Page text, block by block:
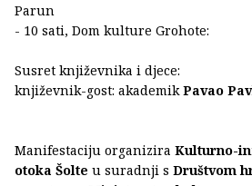
Parun
- 10 sati, Dom kulture Grohote:
Susret književnika i djece:
književnik-gost: akademik Pavao
Manifestaciju organizira Kulturno-
otoka Šolte u suradnji s Društvom